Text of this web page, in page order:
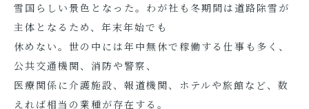
雪国らしい景色となった。わが社も冬期間は道路除雪が
主体となるため、年末年始でも
休めない。世の中には年中無休で稼働する仕事も多く、
公共交通機関、消防や警察、
医療関係に介護施設、報道機関、ホテルや旅館など、数
えれば相当の業種が存在する。